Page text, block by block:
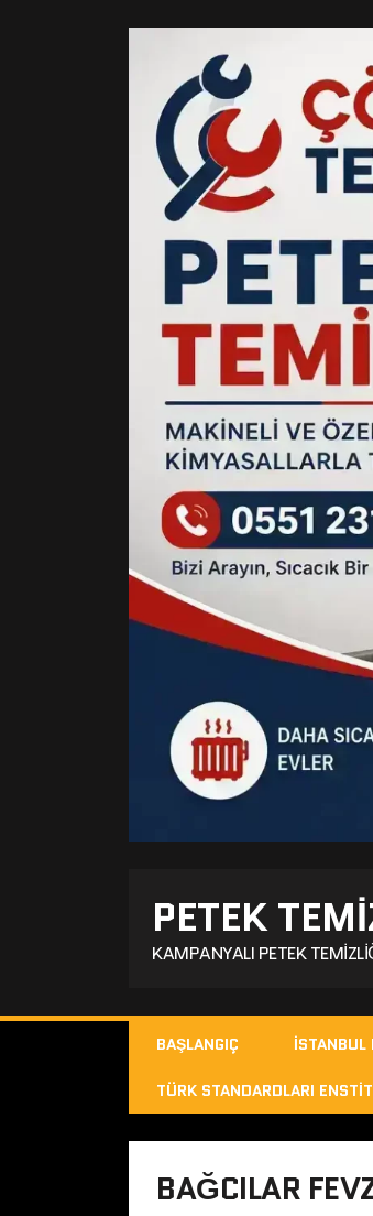
PETEK
KAMPANYALI PETEK
BAŞLANGIÇ İSTANBUL
TÜRK STANDARDLARI
BAĞCILAR